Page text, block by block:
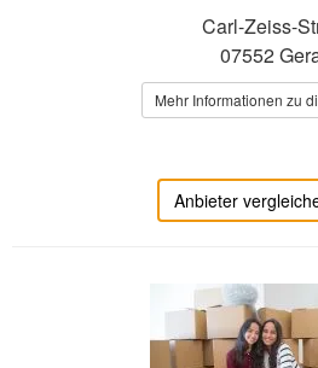
Carl-Zeiss-
07552
Mehr Informationen zu
Anbieter